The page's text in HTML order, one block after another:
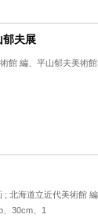
夫展
館 編、平山郁夫美術
; 北海道立近代美術館
、30cm、1